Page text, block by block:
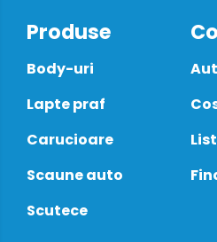
Produse
Body-uri
Lapte praf
Carucioare
Scaune auto
Scutece